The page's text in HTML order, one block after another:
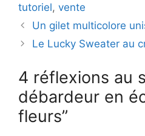
tutoriel, vente
Un gilet multicolore
Le Lucky Sweater au
4 réflexions au
débardeur en
fleurs”